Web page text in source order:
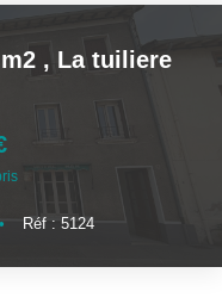
, La tuiliere
• Réf : 5124